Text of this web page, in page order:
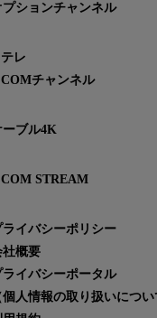
プションチャンネル
レ
チャンネル
ーブル4K
STREAM
ライバシーポリシー
社概要
ライバシーポータル
個人情報の取り扱いについ